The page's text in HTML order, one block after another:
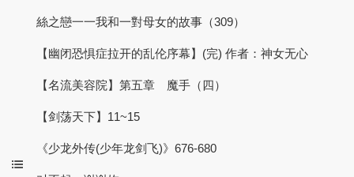
絲之戀一一我和一對母女的故事（309）
【幽闭恐惧症拉开的乱伦序幕】(完) 作者：神女无心
【名流美容院】第五章 魔手（四）
【剑荡天下】11~15
《少龙外传(少年龙剑飞)》676-680